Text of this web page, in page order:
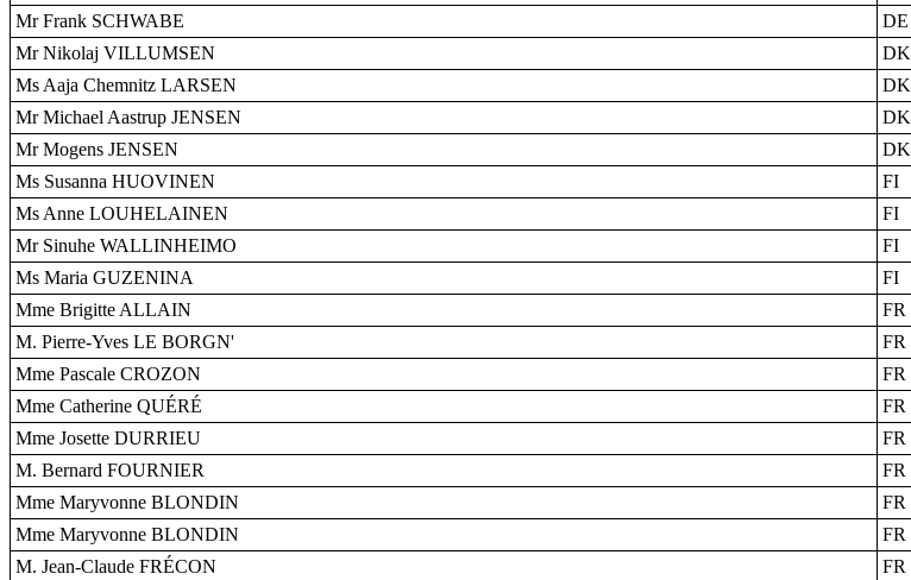
Mr Frank SCHWABE
DE
Mr Nikolaj VILLUMSEN
DK
Ms Aaja Chemnitz LARSEN
DK
Mr Michael Aastrup JENSEN
DK
Mr Mogens JENSEN
DK
Ms Susanna HUOVINEN
FI
Ms Anne LOUHELAINEN
FI
Mr Sinuhe WALLINHEIMO
FI
Ms Maria GUZENINA
FI
Mme Brigitte ALLAIN
FR
M. Pierre-Yves LE BORGN'
FR
Mme Pascale CROZON
FR
Mme Catherine QUÉRÉ
FR
Mme Josette DURRIEU
FR
M. Bernard FOURNIER
FR
Mme Maryvonne BLONDIN
FR
Mme Maryvonne BLONDIN
FR
M. Jean-Claude FRÉCON
FR